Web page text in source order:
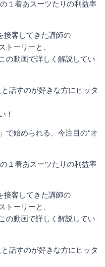
１着あスーツたりの利益率
接客してきた講師の
トーリーと、
の動画で詳しく解説してい
と話すのが好きな方にピッタ
！
」で始められる、今注目の“オ
１着あスーツたりの利益率
接客してきた講師の
トーリーと、
の動画で詳しく解説してい
と話すのが好きな方にピッタ